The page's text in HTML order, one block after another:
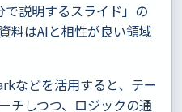
で説明するスライド」の
料はAIと相性が良い領域
などを活用すると、テー
チしつつ、ロジックの通